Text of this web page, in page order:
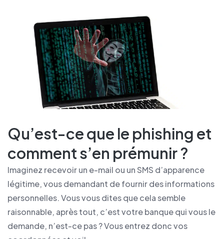
Qu’est-ce que le phishing et
comment s’en prémunir ?
Imaginez recevoir un e-mail ou un SMS d’apparence
légitime, vous demandant de fournir des informations
personnelles. Vous vous dites que cela semble
raisonnable, après tout, c’est votre banque qui vous le
demande, n’est-ce pas ? Vous entrez donc vos